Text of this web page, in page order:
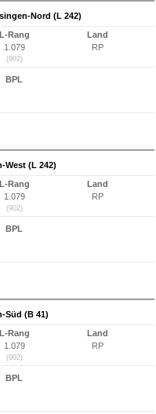
Nord (L 242)
L-Rang
1.079
(902)
Land
RP
BPL
West (L 242)
L-Rang
1.079
(902)
Land
RP
BPL
Süd (B 41)
L-Rang
1.079
(902)
Land
RP
BPL